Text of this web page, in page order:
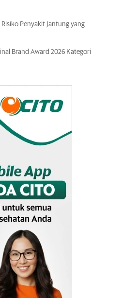
Penyakit Jantung yang
Brand Award 2026 Kategori